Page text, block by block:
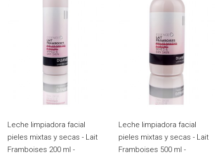
Leche limpiadora facial
pieles mixtas y secas - Lait
Framboises 200 ml -
Leche limpiadora facial
pieles mixtas y secas - Lait
Framboises 500 ml -